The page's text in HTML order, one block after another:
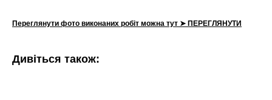
Переглянути фото виконаних робіт можна тут ➤ ПЕРЕГЛЯНУТИ
Дивіться також: